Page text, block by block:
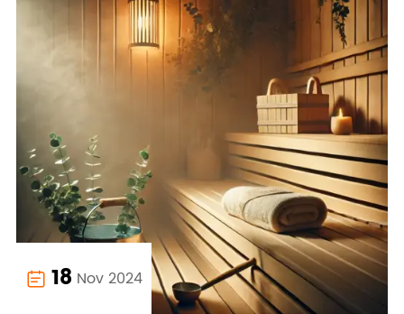
 18 Nov 2024